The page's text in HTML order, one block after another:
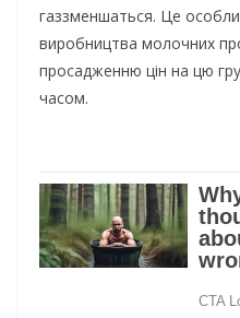
газзменшаться. Це
виробництва молочних
просадженню цін на цю
часом.